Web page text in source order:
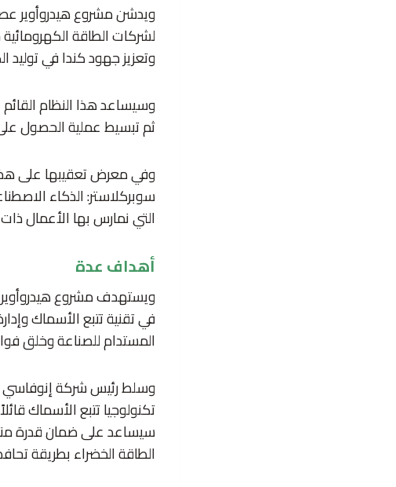
ويدشن مشروع هيدروأوير
لشركات الطاقة
وتعزيز جهود كندا في توليد
وسيساعد هذا النظام
ثم تبسيط عملية الحصول
وفي معرض تعقيبها على هذا
سوبركلاستر: الذكاء
التي نمارس بها الأعمال
أهداف عدة
ويستهدف مشروع
في تقنية تتبع الأسماك
المستدام للصناعة وخلق
وسلط رئيس شركة إنوفاسي
تكنولوجيا تتبع الأسماك
سيساعد على ضمان قدرة
الطاقة الخضراء بطريقة